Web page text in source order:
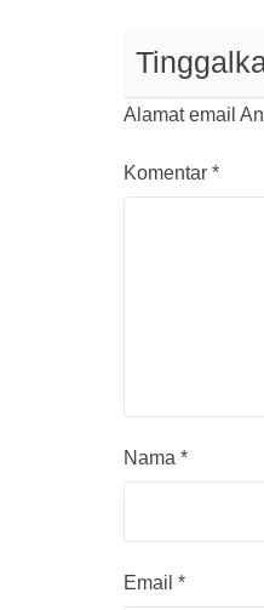
Alamat email
Komentar *
Nama *
Email *